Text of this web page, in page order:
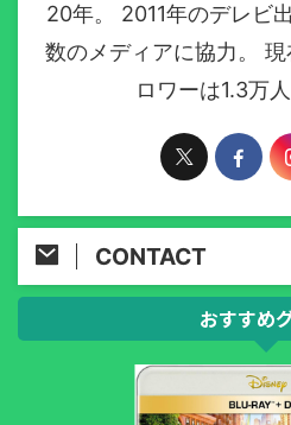
20年。 2011年のデレビ
数のメディアに協力。
ロワーは1.3万
CONTACT
おすすめ